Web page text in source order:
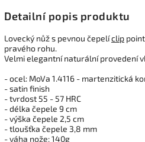
Detailní popis produktu
Lovecký nůž s pevnou čepelíclip
pravého rohu.
Velmi elegantní naturální provedení
- ocel: MoVa 1.4116 - martenzitická
- satin finish
- tvrdost 55 - 57 HRC
- délka čepele 9 cm
- výška čepele 2,5 cm
- tloušťka čepele 3,8 mm
- váha nože: 140g